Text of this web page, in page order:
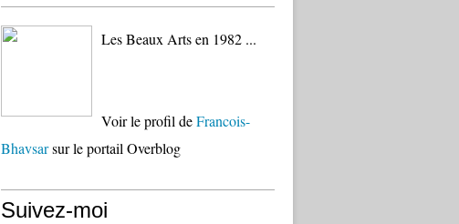
Les Beaux Arts en 1982 ...
Voir le profil deFrancois-
Bhavsarsur le portail Overblog
Suivez-moi